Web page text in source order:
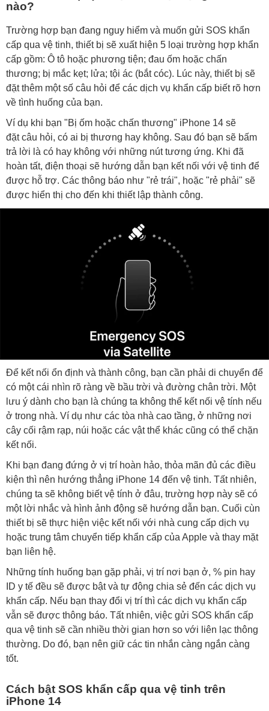
nào?
Trường hợp bạn đang nguy hiểm và muốn gửi SOS khẩn
cấp qua vệ tinh, thiết bị sẽ xuất hiện 5 loại trường hợp khẩn
cấp gồm: Ô tô hoặc phương tiện; đau ốm hoặc chấn
thương; bị mắc kẹt; lửa; tội ác (bắt cóc). Lúc này, thiết bị sẽ
đặt thêm một số câu hỏi để các dịch vụ khẩn cấp biết rõ hơn
về tình huống của bạn.
Ví dụ khi bạn "Bị ốm hoặc chấn thương" iPhone 14 sẽ
đặt câu hỏi, có ai bị thương hay không. Sau đó bạn sẽ bấm
trả lời là có hay không với những nút tương ứng. Khi đã
hoàn tất, điện thoại sẽ hướng dẫn bạn kết nối với vệ tinh để
được hỗ trợ. Các thông báo như "rẻ trái", hoặc "rẻ phải" sẽ
được hiển thị cho đến khi thiết lập thành công.
Để kết nối ổn định và thành công, bạn cần phải di chuyển để
có một cái nhìn rõ ràng về bầu trời và đường chân trời. Một
lưu ý dành cho bạn là chúng ta không thể kết nối vệ tính nếu
ở trong nhà. Ví dụ như các tòa nhà cao tầng, ở những nơi
cây cối rậm rạp, núi hoặc các vật thể khác cũng có thể chặn
kết nối.
Khi bạn đang đứng ở vị trí hoàn hảo, thỏa mãn đủ các điều
kiện thì nên hướng thẳng iPhone 14 đến vệ tinh. Tất nhiên,
chúng ta sẽ không biết vệ tính ở đâu, trường hợp này sẽ có
một lời nhắc và hình ảnh động sẽ hướng dẫn bạn. Cuối cùn
thiết bị sẽ thực hiện việc kết nối với nhà cung cấp dịch vụ
hoặc trung tâm chuyển tiếp khẩn cấp của Apple và thay mặt
bạn liên hệ.
Những tính huống bạn gặp phải, vị trí nơi bạn ở, % pin hay
ID y tế đều sẽ được bật và tự động chia sẻ đến các dịch vụ
khẩn cấp. Nếu bạn thay đổi vị trí thì các dịch vụ khẩn cấp
vẫn sẽ được thông báo. Tất nhiên, việc gửi SOS khẩn cấp
qua vệ tinh sẽ cần nhiều thời gian hơn so với liên lạc thông
thường. Do đó, bạn nên giữ các tin nhắn càng ngắn càng
tốt.
Cách bật SOS khẩn cấp qua vệ tinh trên
iPhone 14